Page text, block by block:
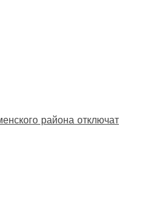
района отключат